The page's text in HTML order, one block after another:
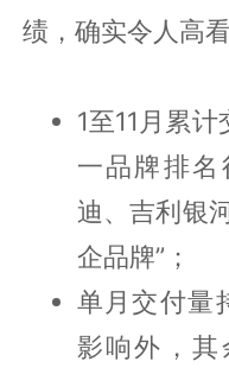
绩，确实令人高
1至11月累
一品牌排
迪、吉利银
企品牌”；
单月交付量
影响外，